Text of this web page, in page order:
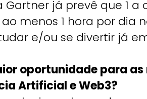
Gartner já prevê que 1
menos 1 hora por dia
e/ou se divertir já
oportunidade para
Artificial e Web3?